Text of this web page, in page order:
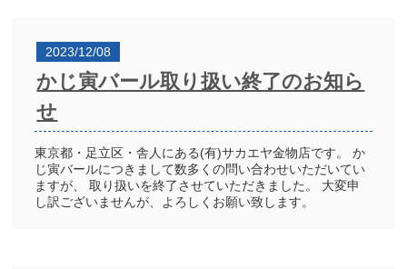
2023/12/08
かじ寅バール取り扱い終了のお知ら
せ
東京都・足立区・舎人にある(有)サカエヤ金物店です。 か
じ寅バールにつきまして数多くの問い合わせいただいてい
ますが、 取り扱いを終了させていただきました。 大変申
し訳ございませんが、よろしくお願い致します。